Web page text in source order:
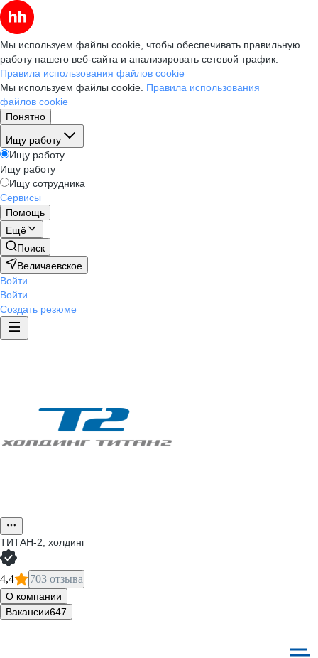
Мы используем файлы cookie, чтобы обеспечивать правильную
работу нашего веб-сайта и анализировать сетевой трафик.
Правила использования файлов cookie
Мы используем файлы cookie. Правила использования
файлов cookie
Понятно
Ищу работу
Ищу работу
Ищу работу
Ищу сотрудника
Сервисы
Помощь
Ещё
Поиск
Величаевское
Войти
Войти
Создать резюме
ТИТАН-2, холдинг
4,4 703 отзыва
О компании
Вакансии647